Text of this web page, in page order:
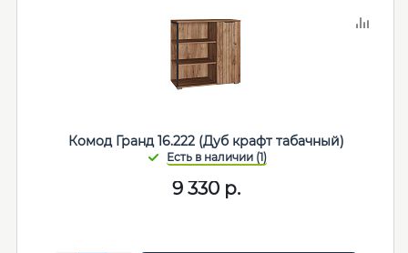
Комод Гранд 16.222 (Дуб крафт табачный)
9 330р.